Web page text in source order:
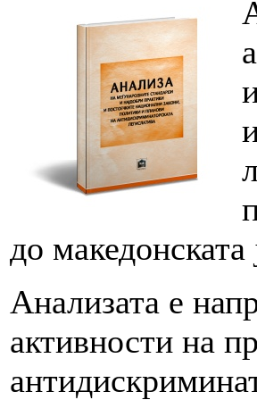
до македонската
Анализата е
активности на